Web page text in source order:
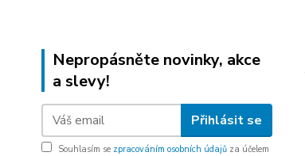
Nepropásněte novinky, akce
a slevy!
Přihlásit se
Souhlasím se zpracováním osobních údajů za účelem